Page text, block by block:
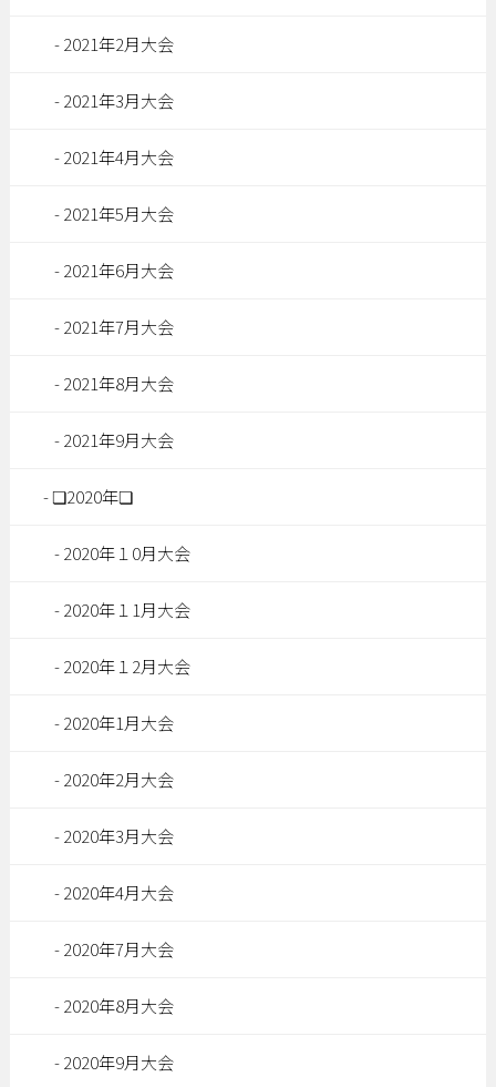
2021年2月大会
2021年3月大会
2021年4月大会
2021年5月大会
2021年6月大会
2021年7月大会
2021年8月大会
2021年9月大会
❏2020年❏
2020年１0月大会
2020年１1月大会
2020年１2月大会
2020年1月大会
2020年2月大会
2020年3月大会
2020年4月大会
2020年7月大会
2020年8月大会
2020年9月大会